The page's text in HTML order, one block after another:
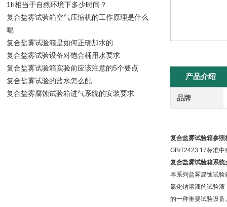
产品介绍
品牌
复合盐雾试验箱参照
GB/T2423.17标准
复合盐雾试验箱系统
本系列盐雾腐蚀试
氯化钠溶液的试验
的一种重要试验设备
1h相当于自然环境下多少时间？
复合盐雾试验箱空气压缩机的工作原理是什么
呢
复合盐雾试验箱是如何正确加水的
复合盐雾试验设备对饱合桶用水要求
复合盐雾试验箱实验前应该注意的5个要点
复合盐雾试验的盐水怎么配
复合盐雾腐蚀试验箱进气系统的安装要求